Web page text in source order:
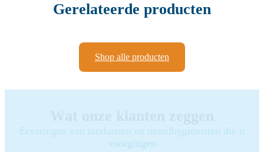
Gerelateerde producten
Shop alle producten
Ervaringen van tandartsen en mondhygiënisten die u
voorgingen